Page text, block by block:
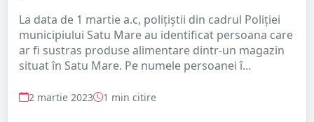
La data de 1 martie a.c, polițiștii din cadrul Poliției
municipiului Satu Mare au identificat persoana care
ar fi sustras produse alimentare dintr-un magazin
situat în Satu Mare. Pe numele persoanei î...
2 martie 2023 1 min citire